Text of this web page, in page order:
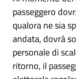
passeggero
qualora ne sia
andata, dovrà
personale di
ritorno, il